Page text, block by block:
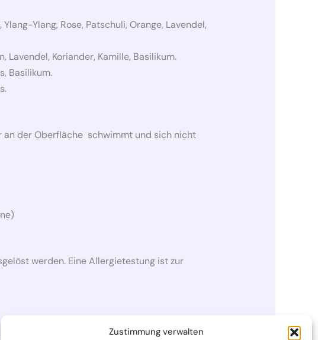
Zustimmung verwalten
Ylang, Rose, Patschuli, Orange, Lavendel,
Lavendel, Koriander, Kamille, Basilikum.
Basilikum.
an der Oberfläche schwimmt und sich nicht
werden. Eine Allergietestung ist zur